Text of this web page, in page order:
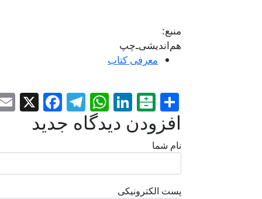
منبع:
هم‌اندیشی‌ـ‌چپ
معرفی کتاب
Share
Balatarin
LinkedIn
WhatsApp
X
افزودن دیدگاه جدید
نام شما
پست الکترونیکی